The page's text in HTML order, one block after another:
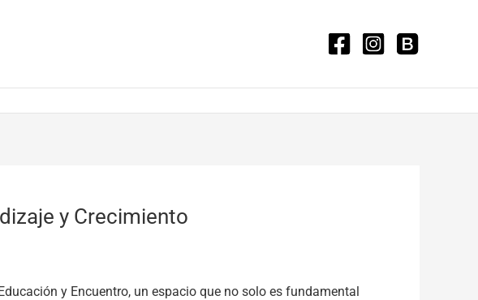
y Crecimiento
y Encuentro, un espacio que no solo es fundamental